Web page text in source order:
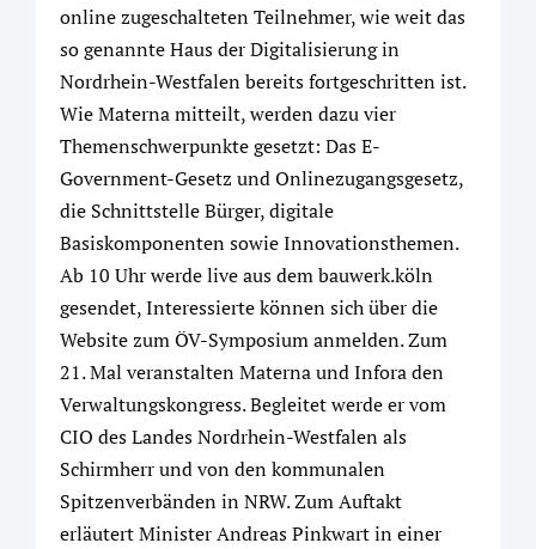
online zugeschalteten Teilnehmer, wie weit das
so genannte Haus der Digitalisierung in
Nordrhein-Westfalen bereits fortgeschritten ist.
Wie Materna mitteilt, werden dazu vier
Themenschwerpunkte gesetzt: Das E-
Government-Gesetz und Onlinezugangsgesetz,
die Schnittstelle Bürger, digitale
Basiskomponenten sowie Innovationsthemen.
Ab 10 Uhr werde live aus dem bauwerk.köln
gesendet, Interessierte können sich über die
Website zum ÖV-Symposium anmelden. Zum
21. Mal veranstalten Materna und Infora den
Verwaltungskongress. Begleitet werde er vom
CIO des Landes Nordrhein-Westfalen als
Schirmherr und von den kommunalen
Spitzenverbänden in NRW. Zum Auftakt
erläutert Minister Andreas Pinkwart in einer